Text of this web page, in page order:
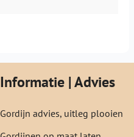
Informatie | Advies
Gordijn advies, uitleg plooien